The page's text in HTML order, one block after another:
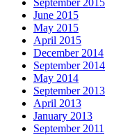
June 2015
May 2015
April 2015
December 2014
September 2014
May 2014
September 2013
April 2013
January 2013
September 2011